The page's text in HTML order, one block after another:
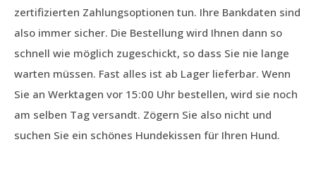
zertifizierten Zahlungsoptionen tun. Ihre Bankdaten sind
also immer sicher. Die Bestellung wird Ihnen dann so
schnell wie möglich zugeschickt, so dass Sie nie lange
warten müssen. Fast alles ist ab Lager lieferbar. Wenn
Sie an Werktagen vor 15:00 Uhr bestellen, wird sie noch
am selben Tag versandt. Zögern Sie also nicht und
suchen Sie ein schönes Hundekissen für Ihren Hund.